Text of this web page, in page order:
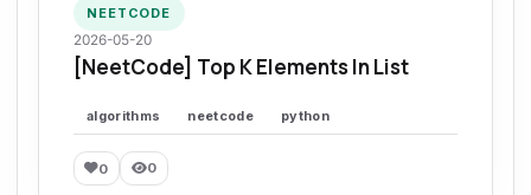
NEETCODE
2026-05-20
[NeetCode] Top K Elements In List
algorithms neetcode python
0 0